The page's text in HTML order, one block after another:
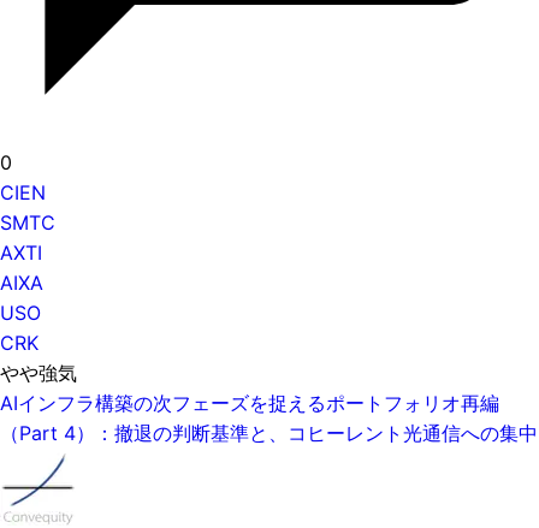
0
CIEN
SMTC
AXTI
AIXA
USO
CRK
やや強気
AIインフラ構築の次フェーズを捉えるポートフォリオ再編
（Part 4）：撤退の判断基準と、コヒーレント光通信への集中